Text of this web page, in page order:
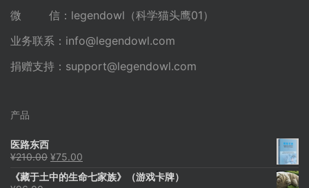
微 信：legendowl（科学猫头鹰01）
业务联系： info@legendowl.com
捐赠支持： support@legendowl.com
产品
医路东西
¥210.00 原
为：
¥75.00
价
《藏于土中的生命七家族》（游戏卡牌）